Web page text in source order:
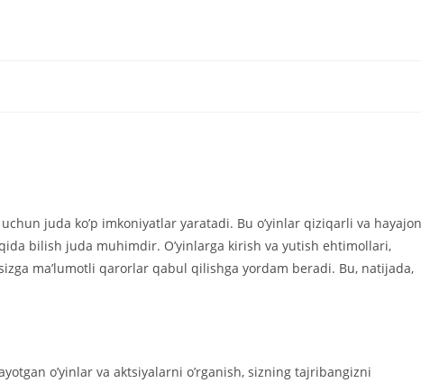
juda ko’p imkoniyatlar yaratadi. Bu o’yinlar qiziqarli va
bilish juda muhimdir. O’yinlarga kirish va yutish ehtimollari,
ma’lumotli qarorlar qabul qilishga yordam beradi. Bu, natijada,
o’yinlar va aktsiyalarni o’rganish, sizning tajribangizni